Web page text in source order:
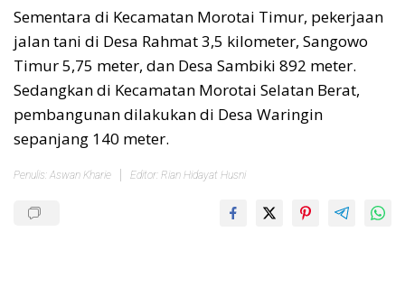
Sementara di Kecamatan Morotai Timur, pekerjaan
jalan tani di Desa Rahmat 3,5 kilometer, Sangowo
Timur 5,75 meter, dan Desa Sambiki 892 meter.
Sedangkan di Kecamatan Morotai Selatan Berat,
pembangunan dilakukan di Desa Waringin
sepanjang 140 meter.
Penulis: Aswan Kharie Editor: Rian Hidayat Husni